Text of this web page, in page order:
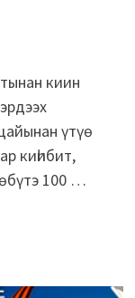
киин
үтүө
киһибит,
100 …